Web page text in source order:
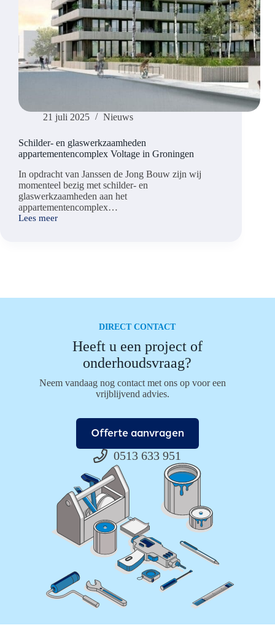
21 juli 2025 Nieuws
Schilder- en glaswerkzaamheden
appartementencomplex Voltage in Groningen
In opdracht van Janssen de Jong Bouw zijn wij
momenteel bezig met schilder- en
glaswerkzaamheden aan het
appartementencomplex…
Lees meer
Schilder-
DIRECT CONTACT
Heeft u een project of
onderhoudsvraag?
Neem vandaag nog contact met ons op voor een
vrijblijvend advies.
Offerte aanvragen
0513 633 951